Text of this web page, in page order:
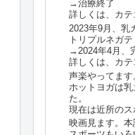
→治療終了
詳しくは、カテ
2023年9月、乳
トリプルネガ
→2024年4月、
詳しくは、カテ
声楽やってます
ホットヨガは
た。
現在は近所のス
映画見ます。本